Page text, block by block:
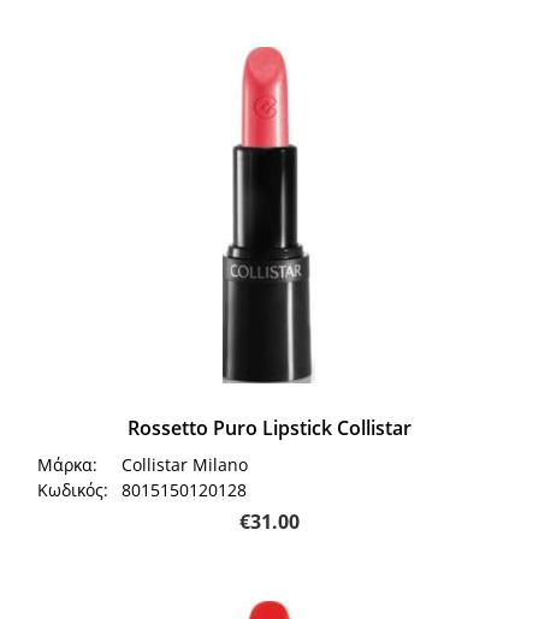
Rossetto Puro Lipstick Collistar
Μάρκα:
Collistar Milano
Κωδικός:
8015150120128
€31.00